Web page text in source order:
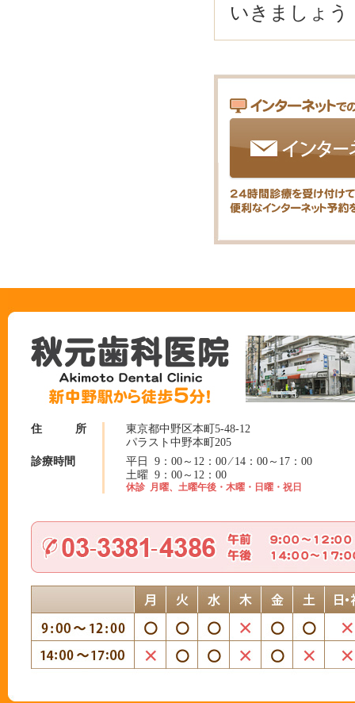
いきましょう
住 所
東京都中野区本町5-48-12
パラスト中野本町205
診療時間
平日 9：00～12：00 ⁄ 14：00～17：00
土曜 9：00～12：00
休診 月曜、土曜午後・木曜・日曜・祝日